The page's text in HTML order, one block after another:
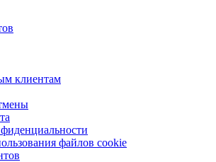
клиентам
файлов cookie